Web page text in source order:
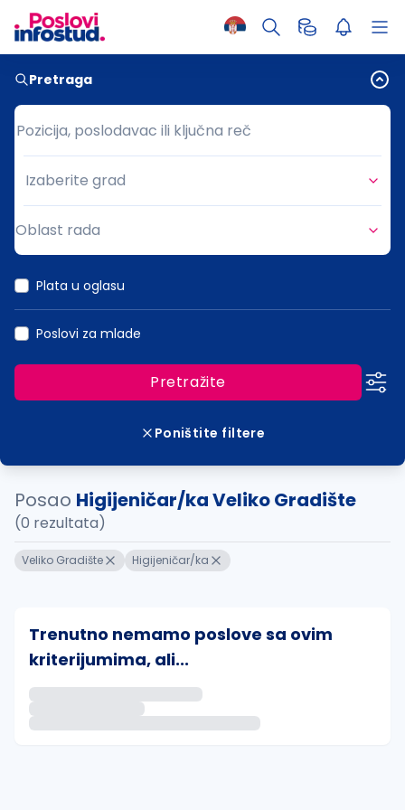
Pretraga
Pozicija, poslodavac ili ključna reč
Pozicija, poslodavac ili ključna reč
Grad
Izaberite grad
Oblast rada
Plata u oglasu
Poslovi za mlade
Pretražite
Poništite filtere
Posao Higijeničar/ka Veliko Gradište
(0 rezultata)
Veliko Gradište Higijeničar/ka
Trenutno nemamo poslove sa ovim
kriterijumima, ali...